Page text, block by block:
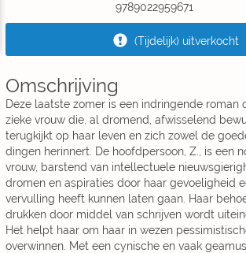
9789022959671
(Tijdelijk) uitverkocht
Omschrijving
Deze laatste zomer is een indringende roman
zieke vrouw die, al dromend, afwisselend
terugkijkt op haar leven en zich zowel de
dingen herinnert. De hoofdpersoon, Z., is een
vrouw, barstend van intellectuele
dromen en aspiraties door haar gevoeligheid
vervulling heeft kunnen laten gaan. Haar
drukken door middel van schrijven wordt
Het helpt haar om haar in wezen
overwinnen. Met een cynische en vaak